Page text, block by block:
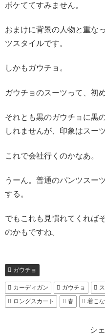
ボケててすみません。
おまけに背景の人物と重な
ツスタイルです。
しかもガウチョ。
ガウチョのスーツって、初
それとも黒のガウチョに黒
しれませんが、印象はスーツ
これで会社行くのかなあ。
うーん。普通のパンツスー
する。
でもこれも見慣れてくれば
のかもですね。
ガウチョ
カーディガン ガウチョ
ロングスカート
春 着こ
シ